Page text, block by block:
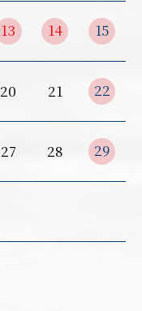
13 14 15
20 21 22
27 28 29